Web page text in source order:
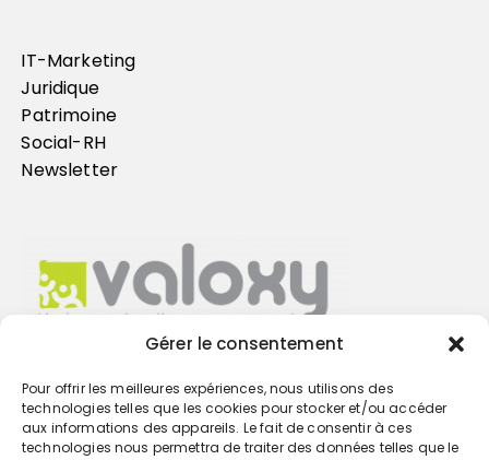
Gérer le consentement
Pour offrir les meilleures expériences, nous utilisons des
technologies telles que les cookies pour stocker et/ou accéder
aux informations des appareils. Le fait de consentir à ces
technologies nous permettra de traiter des données telles que le
IT-Marketing
Juridique
Patrimoine
Social-RH
Newsletter
Trouvez votre cabinet